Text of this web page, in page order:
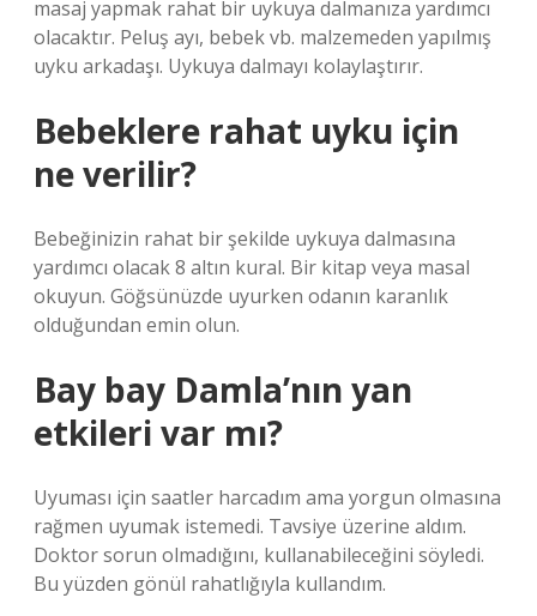
masaj yapmak rahat bir uykuya dalmanıza yardımcı
olacaktır. Peluş ayı, bebek vb. malzemeden yapılmış
uyku arkadaşı. Uykuya dalmayı kolaylaştırır.
Bebeklere rahat uyku için
ne verilir?
Bebeğinizin rahat bir şekilde uykuya dalmasına
yardımcı olacak 8 altın kural. Bir kitap veya masal
okuyun. Göğsünüzde uyurken odanın karanlık
olduğundan emin olun.
Bay bay Damla’nın yan
etkileri var mı?
Uyuması için saatler harcadım ama yorgun olmasına
rağmen uyumak istemedi. Tavsiye üzerine aldım.
Doktor sorun olmadığını, kullanabileceğini söyledi.
Bu yüzden gönül rahatlığıyla kullandım.